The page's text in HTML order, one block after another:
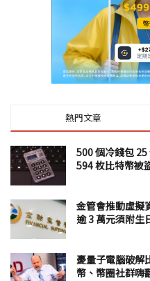
熱門文章
500 個冷錢包
594 枚比特幣被
金管會推動虛擬
逾 3 萬元須附生
憂量子電腦破解
幣、幣圈社群嗨